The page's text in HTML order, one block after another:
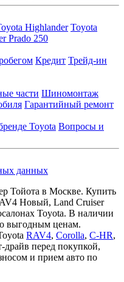
Highlander Toyota
Prado 250
Кредит Трейд-ин
части Шиномонтаж
Гарантийный ремонт
Toyota Вопросы и
данных
Тойота в Москве. Купить
Новый, Land Cruiser
Toyota. В наличии
выгодным ценам.
RAV4, Corolla, C-HR,
драйв перед покупкой,
и прием авто по